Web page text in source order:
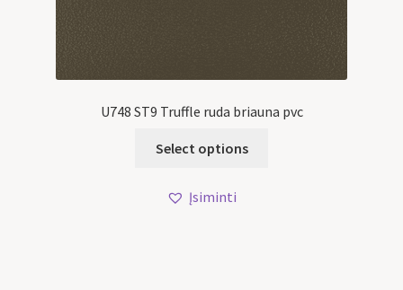
U748 ST9 Truffle ruda briauna pvc
Select options
Įsiminti